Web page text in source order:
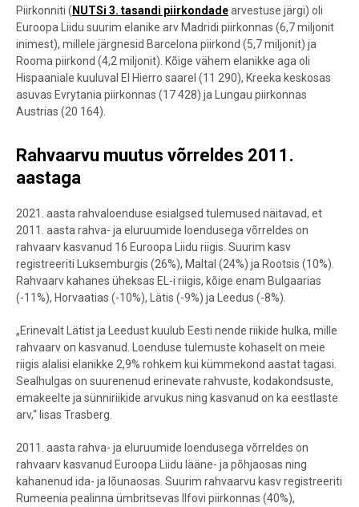
Piirkonniti (NUTSi 3. tasandi piirkondadearvestuse järgi) oli
Euroopa Liidu suurim elanike arv Madridi piirkonnas (6,7 miljonit
inimest), millele järgnesid Barcelona piirkond (5,7 miljonit) ja
Rooma piirkond (4,2 miljonit). Kõige vähem elanikke aga oli
Hispaaniale kuuluval El Hierro saarel (11 290), Kreeka keskosas
asuvas Evrytania piirkonnas (17 428) ja Lungau piirkonnas
Austrias (20 164).
Rahvaarvu muutus võrreldes 2011.
aastaga
2021. aasta rahvaloenduse esialgsed tulemused näitavad, et
2011. aasta rahva- ja eluruumide loendusega võrreldes on
rahvaarv kasvanud 16 Euroopa Liidu riigis. Suurim kasv
registreeriti Luksemburgis (26%), Maltal (24%) ja Rootsis (10%).
Rahvaarv kahanes üheksas EL-i riigis, kõige enam Bulgaarias
(-11%), Horvaatias (-10%), Lätis (-9%) ja Leedus (-8%).
„Erinevalt Lätist ja Leedust kuulub Eesti nende riikide hulka, mille
rahvaarv on kasvanud. Loenduse tulemuste kohaselt on meie
riigis alalisi elanikke 2,9% rohkem kui kümmekond aastat tagasi.
Sealhulgas on suurenenud erinevate rahvuste, kodakondsuste,
emakeelte ja sünniriikide arvukus ning kasvanud on ka eestlaste
arv,“ lisas Trasberg.
2011. aasta rahva- ja eluruumide loendusega võrreldes on
rahvaarv kasvanud Euroopa Liidu lääne- ja põhjaosas ning
kahanenud ida- ja lõunaosas. Suurim rahvaarvu kasv registreeriti
Rumeenia pealinna ümbritsevas Ilfovi piirkonnas (40%),